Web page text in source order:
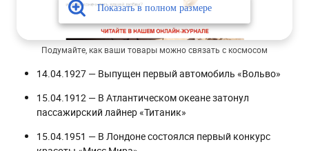
Подумайте, как ваши товары можно связать с космосом
14.04.1927 — Выпущен первый автомобиль «Вольво»
15.04.1912 — В Атлантическом океане затонул
пассажирский лайнер «Титаник»
15.04.1951 — В Лондоне состоялся первый конкурс